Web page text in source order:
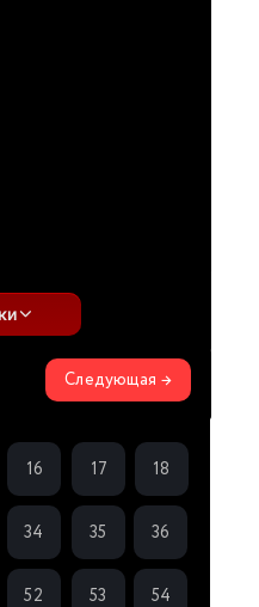
Следующая →
16 17 18
34 35 36
52 53 54